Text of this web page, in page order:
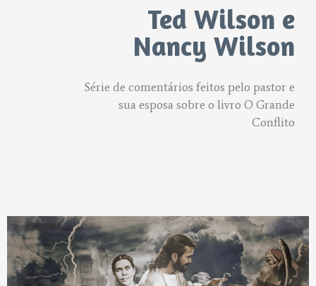
Ted Wilson e
Nancy Wilson
Série de comentários feitos pelo pastor e
sua esposa sobre o livro O Grande
Conflito